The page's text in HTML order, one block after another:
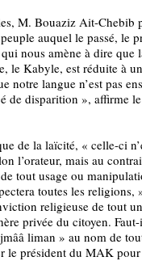
M. Bouaziz Ait-Chebib
auquel le passé, le
nous amène à dire que
le Kabyle, est réduite à
notre langue n’est pas
de disparition », affirme
de la laïcité, « celle-ci
l’orateur, mais au
tout usage ou
toutes les
religieuse de tout
privée du citoyen.
liman » au nom de
le président du MAK pour